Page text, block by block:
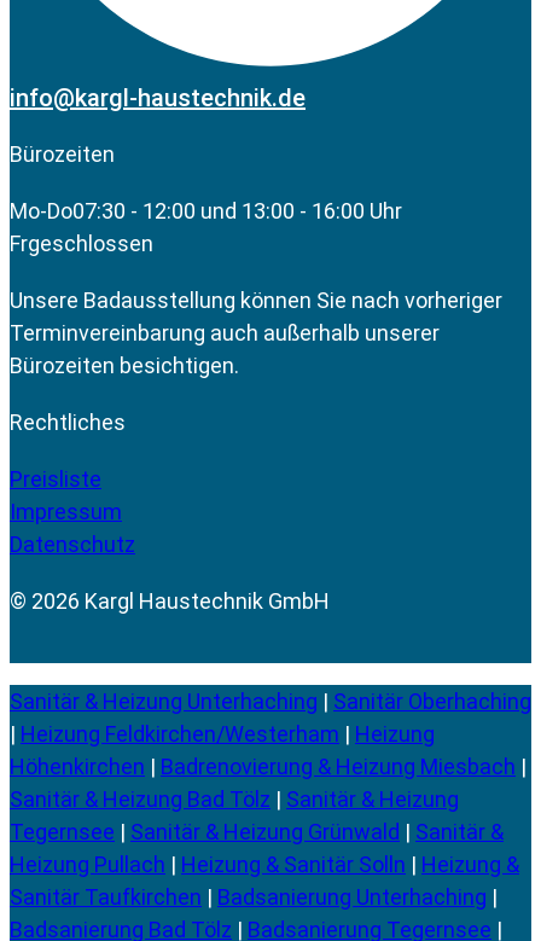
info@kargl-haustechnik.de
Bürozeiten
Mo-Do07:30 - 12:00 und 13:00 - 16:00 Uhr
Frgeschlossen
Unsere Badausstellung können Sie nach vorheriger
Terminvereinbarung auch außerhalb unserer
Bürozeiten besichtigen.
Rechtliches
Preisliste
Impressum
Datenschutz
© 2026 Kargl Haustechnik GmbH
Sanitär & Heizung Unterhaching | Sanitär Oberhaching
| Heizung Feldkirchen/Westerham | Heizung
Höhenkirchen | Badrenovierung & Heizung Miesbach |
Sanitär & Heizung Bad Tölz | Sanitär & Heizung
Tegernsee | Sanitär & Heizung Grünwald | Sanitär &
Heizung Pullach | Heizung & Sanitär Solln | Heizung &
Sanitär Taufkirchen | Badsanierung Unterhaching |
Badsanierung Bad Tölz | Badsanierung Tegernsee |